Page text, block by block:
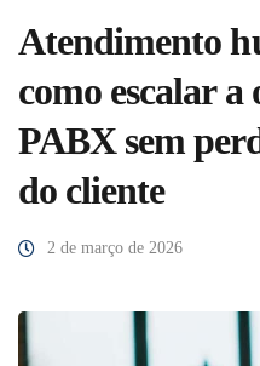
Atendimento
como escalar a
PABX sem
do cliente
2 de março de 2026